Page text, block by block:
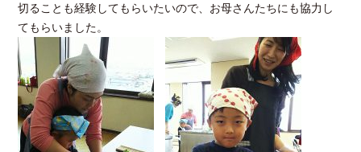
切ることも経験してもらいたいので、お母さんたちにも協力し
てもらいました。